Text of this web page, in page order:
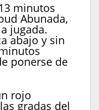
minutos
Abunada,
jugada.
abajo y sin
ponerse de
rojo
gradas del